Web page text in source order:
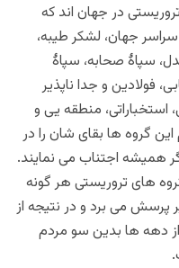
در جهان اند که
جهان، لشکر طیبه،
سپاۀ صحابه، سپاۀ
فولادین و جدا ناپذیر
استخباراتی، منطقه یی و
این گروه ها بقای شان را در
همیشه اجتناب می نمایند.
های تروریستی هر گونه
پرسش می برد و در نتیجه از
دهه ها بدین سو مردم